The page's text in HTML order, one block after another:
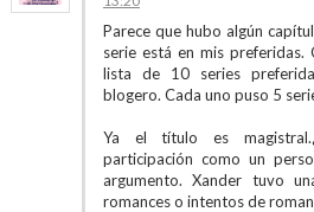
Parece que hubo algún
serie está en mis preferidas.
lista de 10 series
blogero. Cada uno puso 5
Ya el título es
participación como un
argumento. Xander tuvo
romances o intentos de